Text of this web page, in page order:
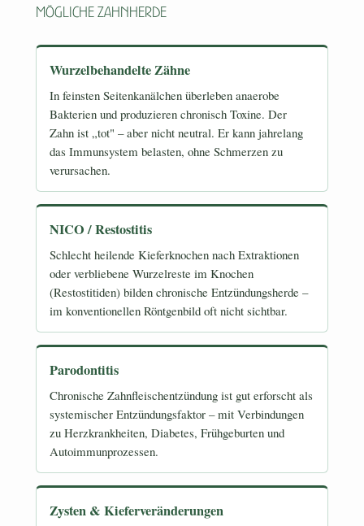
Mögliche Zahnherde
Wurzelbehandelte Zähne
In feinsten Seitenkanälchen überleben anaerobe
Bakterien und produzieren chronisch Toxine. Der
Zahn ist „tot" – aber nicht neutral. Er kann jahrelang
das Immunsystem belasten, ohne Schmerzen zu
verursachen.
NICO / Restostitis
Schlecht heilende Kieferknochen nach Extraktionen
oder verbliebene Wurzelreste im Knochen
(Restostitiden) bilden chronische Entzündungsherde –
im konventionellen Röntgenbild oft nicht sichtbar.
Parodontitis
Chronische Zahnfleischentzündung ist gut erforscht als
systemischer Entzündungsfaktor – mit Verbindungen
zu Herzkrankheiten, Diabetes, Frühgeburten und
Autoimmunprozessen.
Zysten & Kieferveränderungen